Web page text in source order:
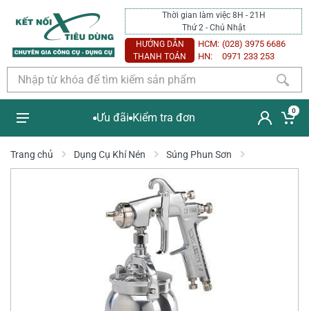
Thời gian làm việc 8H - 21H
Thứ 2 - Chủ Nhật
HƯỚNG DẪN
THANH TOÁN
HCM: (028) 3975 6686
HN:
0971 233 253
Ưu đãi Kiểm tra đơn
0
Trang chủ Dụng Cụ Khí Nén Súng Phun Sơn